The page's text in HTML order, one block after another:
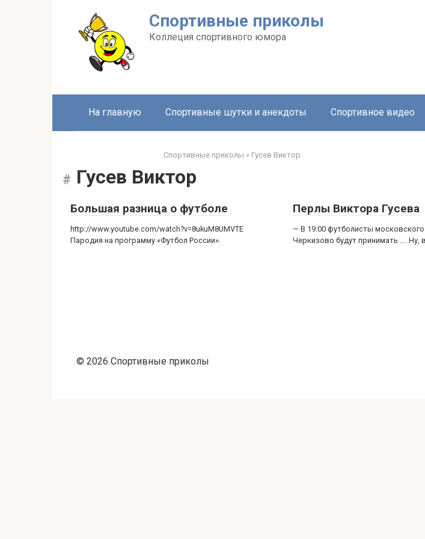
Спортивные приколы
Коллеция спортивного юмора
На главную Спортивные шутки и анекдоты Спортивное видео
Спортивные приколы » Гусев Виктор
Гусев Виктор
Большая разница о футболе
http://www.youtube.com/watch?v=8ukuM8UMVTE
Пародия на программу «Футбол России».
Перлы Виктора Гусева
— В 19:00 футболисты
Черкизово будут принимать …. Ну,
© 2026 Спортивные приколы